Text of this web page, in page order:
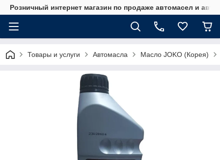
Розничный интернет магазин по продаже автомасел и
Товары и услуги Автомасла Масло JOKO (Корея)